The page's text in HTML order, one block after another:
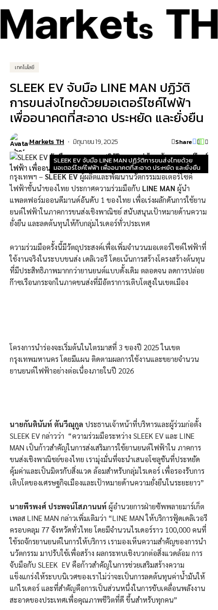
เทคโนโลยี
SLEEK EV จับมือ LINE MAN ปฏิวัติ
การขนส่งไทยด้วยมอเตอร์ไซค์ไฟฟ้า
เพื่ออนาคตที่สะอาด ประหยัด และยั่งยืน
Markets TH มิถุนายน 19, 2025
Share
SLEEK EV จับมือ LINE MAN ปฏิวัติการขนส่งไทยด้วย
มอเตอร์ไซค์ไฟฟ้า เพื่ออนาคตที่สะอาด ประหยัด และยั่งยืน
กรุงเทพฯ – SLEEK EVผู้ผลิตและพัฒนานวัตกรรมมอเตอร์ไซค์
ไฟฟ้าชั้นนำของไทย ประกาศความร่วมมือกับ LINE MAN ผู้นำ
แพลตฟอร์มออนดีมานด์อันดับ 1 ของไทย เพื่อเร่งผลักดันการใช้ยาน
ยนต์ไฟฟ้าในภาคการขนส่งเชิงพาณิชย์ สนับสนุนเป้าหมายด้านความ
ยั่งยืน และลดต้นทุนให้กับกลุ่มไรเดอร์ทั่วประเทศ
ความร่วมมือครั้งนี้มีวัตถุประสงค์เพื่อเพิ่มจำนวนมอเตอร์ไซค์ไฟฟ้าที่
ใช้งานจริงในระบบขนส่ง เดลิเวอรี โดยเน้นการสร้างโครงสร้างต้นทุน
ที่มีประสิทธิภาพมากกว่ายานยนต์แบบดั้งเดิม ตลอดจน ลดการปล่อย
ก๊าซเรือนกระจกในภาคขนส่งที่มีอัตราการเติบโตสูงในเขตเมือง
โครงการนำร่องจะเริ่มต้นในไตรมาสที่ 3 ของปี 2025 ในเขต
กรุงเทพมหานคร โดยมีแผน ติดตามผลการใช้งานและขยายจำนวน
ยานยนต์ไฟฟ้าอย่างต่อเนื่องภายในปี 2026
นายกันตินันท์ ตันวีณุกูล ประธานเจ้าหน้าที่บริหารและผู้ร่วมก่อตั้ง
SLEEK EV กล่าวว่า “ความร่วมมือระหว่าง SLEEK EV และ LINE
MAN เป็นก้าวสำคัญในการส่งเสริมการใช้ยานยนต์ไฟฟ้าใน ภาคการ
ขนส่งเชิงพาณิชย์ของไทย เรามุ่งมั่นที่จะนำเสนอโซลูชันที่ประหยัด
คุ้มค่าและเป็นมิตรกับสิ่งแวด ล้อมสำหรับกลุ่มไรเดอร์ เพื่อรองรับการ
เติบโตของเศรษฐกิจเมืองและเป้าหมายด้านความยั่งยืนในระยะยาว”
นายพีรพงศ์ ประพจน์โสภานนท์ ผู้อำนวยการฝ่ายซัพพลายมาร์เก็ต
เพลส LINE MAN กล่าวเพิ่มเติมว่า “LINE MAN ให้บริการฟู้ดเดลิเวอรี
ครอบคลุม 77 จังหวัดทั่วไทย โดยมีจำนวนไรเดอร์ราว 100,000 คนที่
ใช้รถจักรยานยนต์ในการให้บริการ เรามองเห็นความสำคัญของการนำ
นวัตกรรม มาปรับใช้เพื่อสร้าง ผลกระทบเชิงบวกต่อสิ่งแวดล้อม การ
จับมือกับ SLEEK EV คือก้าวสำคัญในการช่วยเสริมสร้างความ
แข็งแกร่งให้ระบบนิเวศของเราไม่ว่าจะเป็นการลดต้นทุนค่าน้ำมันให้
แก่ไรเดอร์ และที่สำคัญคือการเป็นส่วนหนึ่งในการขับเคลื่อนพลังงาน
สะอาดของประเทศเพื่อคุณภาพชีวิตที่ดี ขึ้นสำหรับทุกคน”